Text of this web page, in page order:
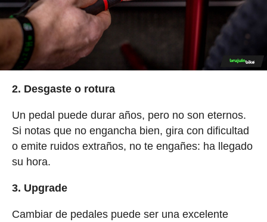
2. Desgaste o rotura
Un pedal puede durar años, pero no son eternos.
Si notas que no engancha bien, gira con dificultad
o emite ruidos extraños, no te engañes: ha llegado
su hora.
3. Upgrade
Cambiar de pedales puede ser una excelente